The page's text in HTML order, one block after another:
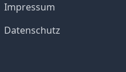
Impressum
Datenschutz